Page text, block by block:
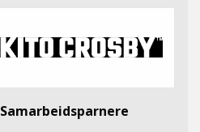
Samarbeidsparnere